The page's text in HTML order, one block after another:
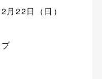
月22日（日）